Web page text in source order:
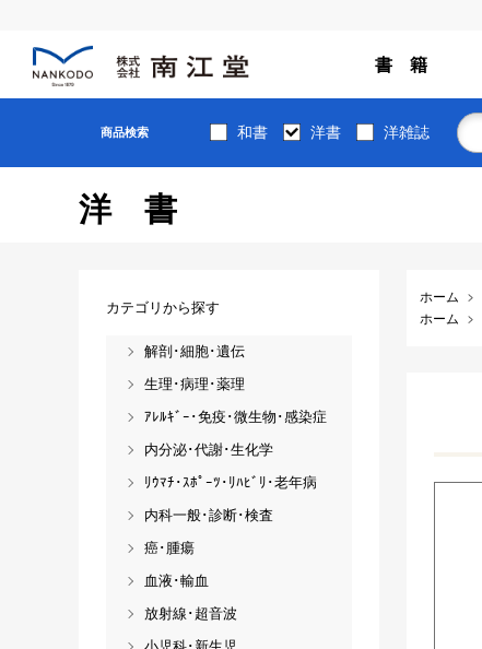
書 籍
商品検索 和書 洋書 洋雑誌
洋書
ホーム
ホーム
カテゴリから探す
解剖･細胞･遺伝
生理･病理･薬理
ｱﾚﾙｷﾞｰ･免疫･微生物･感染症
内分泌･代謝･生化学
ﾘｳﾏﾁ･ｽﾎﾟｰﾂ･ﾘﾊﾋﾞﾘ･老年病
内科一般･診断･検査
癌･腫瘍
血液･輸血
放射線･超音波